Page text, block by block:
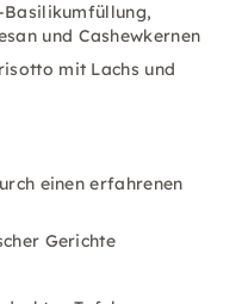
und Cashewkernen
mit Lachs und
einen erfahrenen
Gerichte